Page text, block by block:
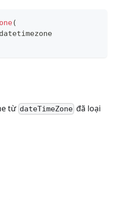
(
datetimezone
từ dateTimeZone đã loại